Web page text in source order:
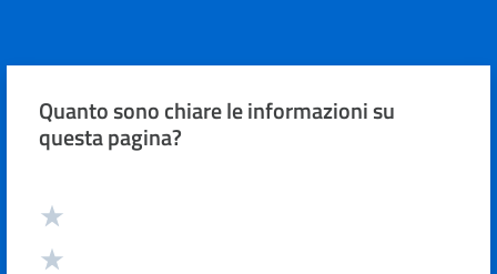
Quanto sono chiare le informazioni su
questa pagina?